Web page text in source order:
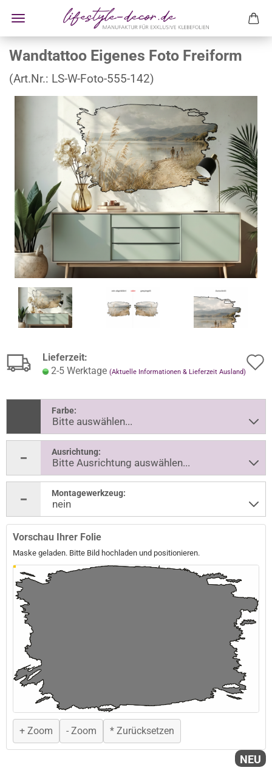
Wandtattoo Eigenes Foto Freiform
(Art.Nr.: LS-W-Foto-555-142)
Lieferzeit:
2-5 Werktage (Aktuelle Informationen & Lieferzeit Ausland)
Farbe:
Ausrichtung:
Montagewerkzeug:
Vorschau Ihrer Folie
Maske geladen. Bitte Bild hochladen und positionieren.
+ Zoom - Zoom * Zurücksetzen
NEU